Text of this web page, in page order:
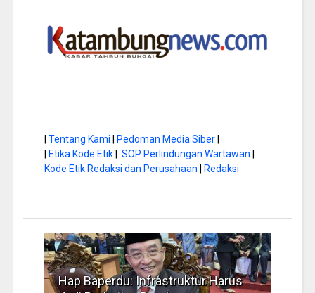
Tentang Kami Pedoman Media Siber|
Etika Kode Etik| SOP Perlindungan Wartawan
Kode Etik Redaksi dan Perusahaan
Redaksi
Hap Baperdu: Infrastruktur Harus